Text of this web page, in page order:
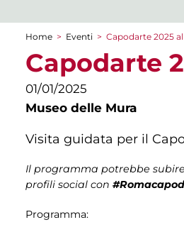
Tu sei qui
Home > Eventi > Capodarte 2025
Capodarte
01/01/2025
Museo delle Mura
Visita guidata per il
Il programma potrebbe
profili social con
Programma: